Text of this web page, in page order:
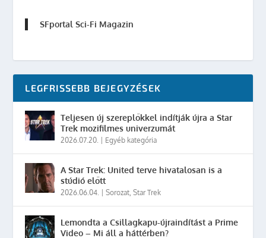
SFportal Sci-Fi Magazin
LEGFRISSEBB BEJEGYZÉSEK
Teljesen új szereplőkkel indítják újra a Star
Trek mozifilmes univerzumát
2026.07.20. Egyéb kategória
A Star Trek: United terve hivatalosan is a
stúdió előtt
2026.06.04. |Sorozat ,Star Trek
Lemondta a Csillagkapu-újraindítást a Prime
Video – Mi áll a háttérben?